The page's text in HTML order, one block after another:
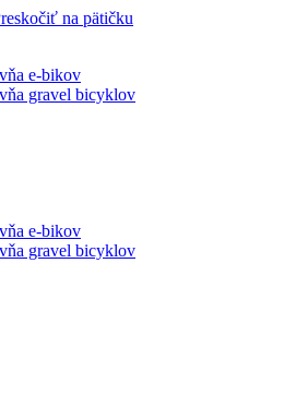
na pätičku
e-bikov
gravel bicyklov
e-bikov
gravel bicyklov